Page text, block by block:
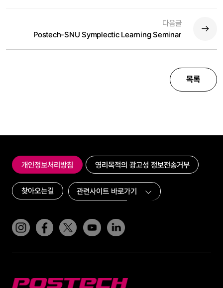
다음글
Postech-SNU Symplectic Learning Seminar
목록
개인정보처리방침 영리목적의 광고성 정보전송거부
찾아오는길